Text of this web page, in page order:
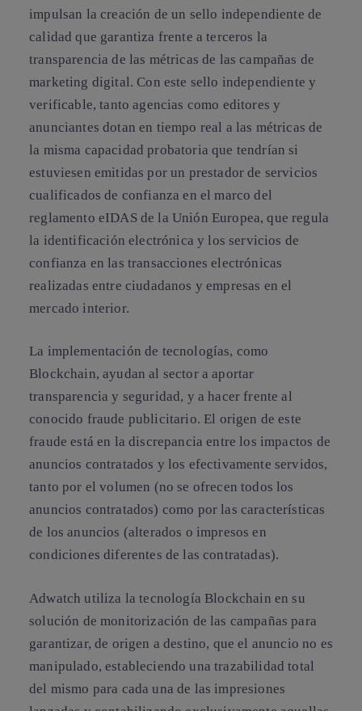
impulsan la creación de un sello independiente de
calidad que garantiza frente a terceros la
transparencia de las métricas de las campañas de
marketing digital. Con este sello independiente y
verificable, tanto agencias como editores y
anunciantes dotan en tiempo real a las métricas de
la misma capacidad probatoria que tendrían si
estuviesen emitidas por un prestador de servicios
cualificados de confianza en el marco del
reglamento eIDAS de la Unión Europea, que regula
la identificación electrónica y los servicios de
confianza en las transacciones electrónicas
realizadas entre ciudadanos y empresas en el
mercado interior.
La implementación de tecnologías, como
Blockchain, ayudan al sector a aportar
transparencia y seguridad, y a hacer frente al
conocido fraude publicitario. El origen de este
fraude está en la discrepancia entre los impactos de
anuncios contratados y los efectivamente servidos,
tanto por el volumen (no se ofrecen todos los
anuncios contratados) como por las características
de los anuncios (alterados o impresos en
condiciones diferentes de las contratadas).
Adwatch utiliza la tecnología Blockchain en su
solución de monitorización de las campañas para
garantizar, de origen a destino, que el anuncio no es
manipulado, estableciendo una trazabilidad total
del mismo para cada una de las impresiones